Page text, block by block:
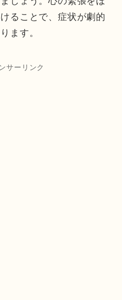
ることで、症状が劇的
ます。
サーリンク